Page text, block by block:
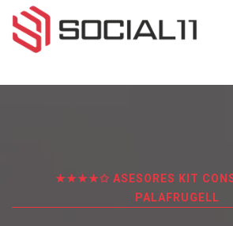
★★★★✩ ASESORES KIT
PALAFRUGELL